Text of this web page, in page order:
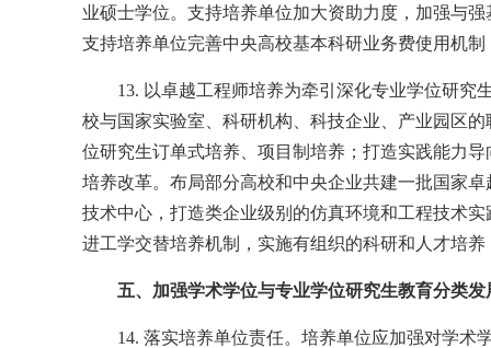
业硕士学位。支持培养单位加大资助力度，加强与
支持培养单位完善中央高校基本科研业务费使用机
13. 以卓越工程师培养为牵引深化专业学位研
校与国家实验室、科研机构、科技企业、产业园区
位研究生订单式培养、项目制培养；打造实践能力
培养改革。布局部分高校和中央企业共建一批国家
技术中心，打造类企业级别的仿真环境和工程技术
进工学交替培养机制，实施有组织的科研和人才培
五、加强学术学位与专业学位研究生教育分类
14. 落实培养单位责任。培养单位应加强对学